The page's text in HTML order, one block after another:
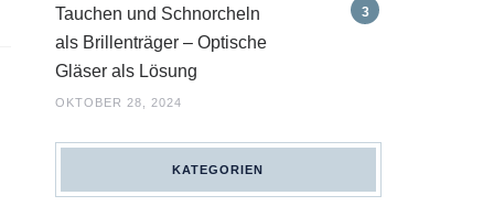
Tauchen und Schnorcheln
als Brillenträger – Optische
Gläser als Lösung
OKTOBER 28, 2024
KATEGORIEN